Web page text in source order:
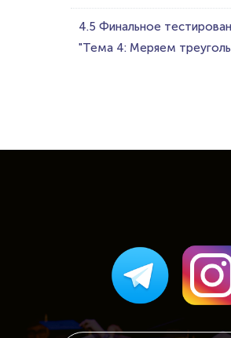
4.5 Финальное
"Тема 4: Меряем